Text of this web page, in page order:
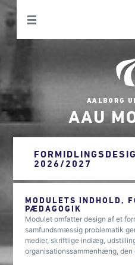
AAU
2026/2027
MODULETS INDHOLD,
PÆDAGOGIK
Modulet omfatter design af et
samfundsmæssig problematik
medier, skriftlige indlæg,
organisationssammenhæng,